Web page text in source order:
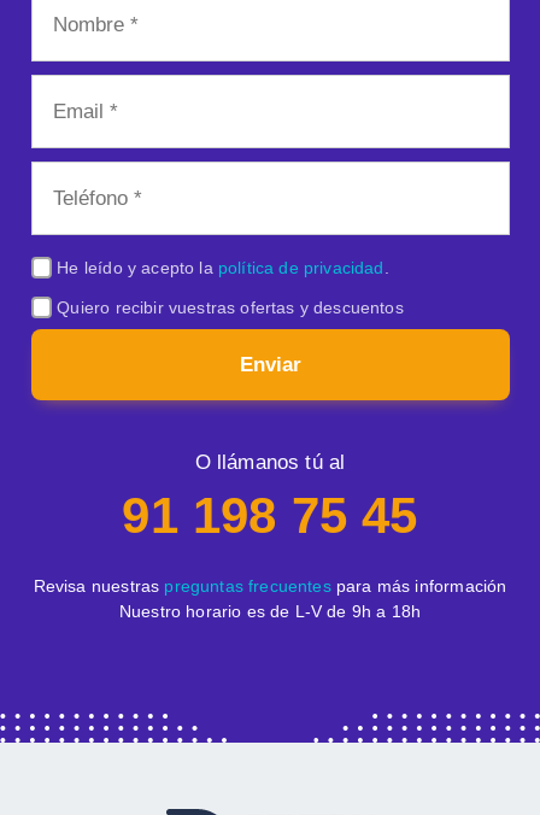
He leído y acepto la política de privacidad
Quiero recibir vuestras ofertas y descuentos
Enviar
O llámanos tú al
91 198 75 45
Revisa nuestras preguntas frecuentespara más información
Nuestro horario es de L-V de 9h a 18h